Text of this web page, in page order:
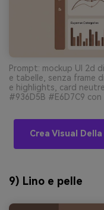
Prompt: mockup UI 2d
e tabelle, senza frame
e highlights, card
#936D5B #E6D7C9
Crea Visual
9) Lino e pelle